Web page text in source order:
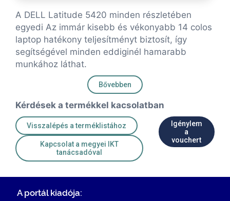
A DELL Latitude 5420 minden részletében
egyedi Az immár kisebb és vékonyabb 14 colos
laptop hatékony teljesítményt biztosít, így
segítségével minden eddiginél hamarabb
munkához láthat.
Bővebben
Kérdések a termékkel kacsolatban
Visszalépés a terméklistához
Kapcsolat a megyei IKT
tanácsadóval
Igénylem
a
vouchert
A portál kiadója: